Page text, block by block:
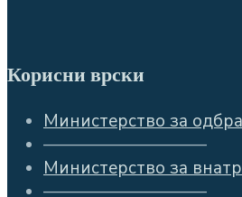
Корисни врски
Министерство за
—————————–
Министерство за
—————————–